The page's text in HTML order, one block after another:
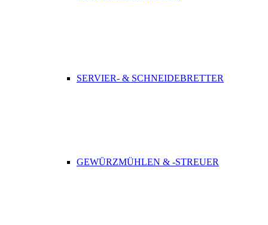
SERVIER- & SCHNEIDEBRETTER
GEWÜRZMÜHLEN & -STREUER